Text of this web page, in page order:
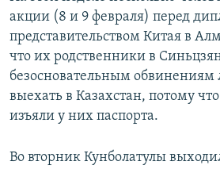
акции (8 и 9 февраля) перед
представительством Китая в
что их родственники в
безосновательным обвинениям
выехать в Казахстан, потому
изъяли у них паспорта.
Во вторник Кунболатулы